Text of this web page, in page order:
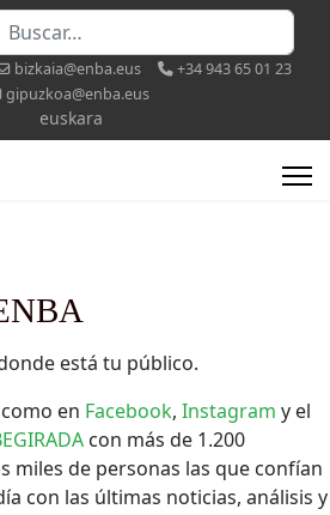
bizkaia@enba.eus
+34 943 65 01 23
gipuzkoa@enba.eus
Seleccione su idioma
euskara
está tu público.
en Facebook, Instagram y el
con más de 1.200
miles de personas las que confían
con las últimas noticias, análisis y